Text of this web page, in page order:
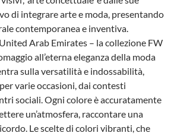
di integrare arte e moda, presentando
contemporanea e inventiva.
Arab Emirates – la collezione FW
all’eterna eleganza della moda
sulla versatilità e indossabilità,
varie occasioni, dai contesti
sociali. Ogni colore è accuratamente
un’atmosfera, raccontare una
Le scelte di colori vibranti, che